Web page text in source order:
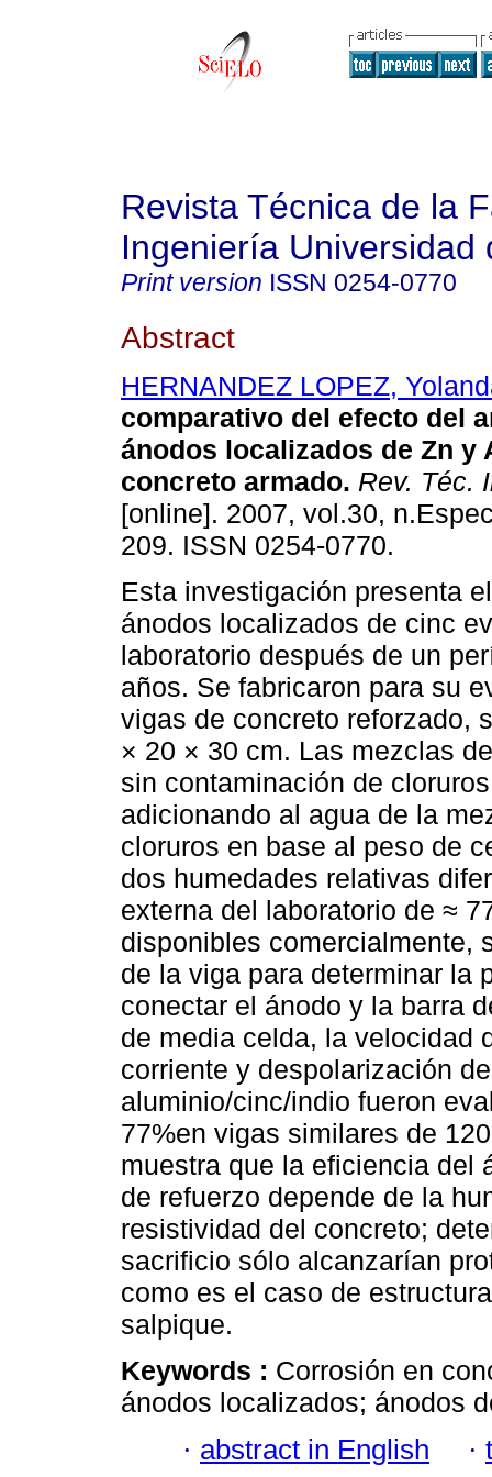
Revista Técnica de la
Ingeniería Universidad
Print version ISSN 0254-0770
Abstract
HERNANDEZ LOPEZ,
comparativo del efecto del
ánodos localizados de Zn y
concreto armado. Rev. Téc.
[online]. 2007, vol.30,
209. ISSN 0254-0770.
Esta investigación presenta
ánodos localizados de cinc
laboratorio después de un
años. Se fabricaron para su
vigas de concreto reforzado,
× 20 × 30 cm. Las mezclas
sin contaminación de
adicionando al agua de la
cloruros en base al peso de
dos humedades relativas
externa del laboratorio de ≈
disponibles comercialmente,
de la viga para determinar la
conectar el ánodo y la barra
de media celda, la velocidad
corriente y despolarización
aluminio/cinc/indio fueron
77%en vigas similares de
muestra que la eficiencia del
de refuerzo depende de la
resistividad del concreto;
sacrificio sólo alcanzarían
como es el caso de
salpique.
Keywords : Corrosión en
ánodos localizados; ánodos
· abstract in English ·